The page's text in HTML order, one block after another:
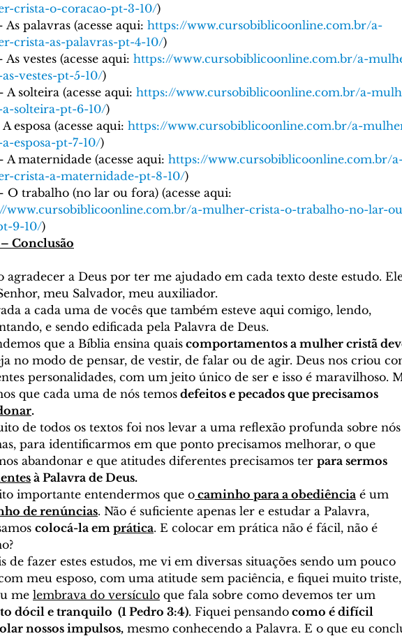
Bíblico - Felipe Morais
Soteriologia Calvinismo Arminianismo
Lições Bíblicas Escatologia
crista-o-coracao-pt-3-10/)
As palavras (acesse aqui: https://www.cursobiblicoonline.com.br/a-
crista-as-palavras-pt-4-10/)
As vestes (acesse aqui: https://www.cursobiblicoonline.com.br/a-
vestes-pt-5-10/)
A solteira (acesse aqui: https://www.cursobiblicoonline.com.br/a-
solteira-pt-6-10/)
esposa (acesse aqui: https://www.cursobiblicoonline.com.br/a-
esposa-pt-7-10/)
A maternidade (acesse aqui: https://www.cursobiblicoonline.com.br/
crista-a-maternidade-pt-8-10/)
O trabalho (no lar ou fora) (acesse aqui:
www.cursobiblicoonline.com.br/a-mulher-crista-o-trabalho-no-lar-
9-10/)
– Conclusão
agradecer a Deus por ter me ajudado em cada texto deste estudo.
meu Salvador, meu auxiliador.
a cada uma de vocês que também esteve aqui comigo, lendo,
e sendo edificada pela Palavra de Deus.
que a Bíblia ensina quais comportamentos a mulher cristã
no modo de pensar, de vestir, de falar ou de agir. Deus nos criou
personalidades, com um jeito único de ser e isso é maravilhoso.
que cada uma de nós temos defeitos e pecados que precisamos
.
de todos os textos foi nos levar a uma reflexão profunda sobre nós
para identificarmos em que ponto precisamos melhorar, o que
abandonar e que atitudes diferentes precisamos ter para sermos
à Palavra de Deus.
importante entendermos que o caminho para a obediência é um
de renúncias. Não é suficiente apenas ler e estudar a Palavra,
colocá-la em prática. E colocar em prática não é fácil, não é
de fazer estes estudos, me vi em diversas situações sendo um pouco
meu esposo, com uma atitude sem paciência, e fiquei muito triste,
me lembrava do versículo que fala sobre como devemos ter um
dócil e tranquilo  (1 Pedro 3:4). Fiquei pensando como é difícil
nossos impulsos, mesmo conhecendo a Palavra. E o que eu